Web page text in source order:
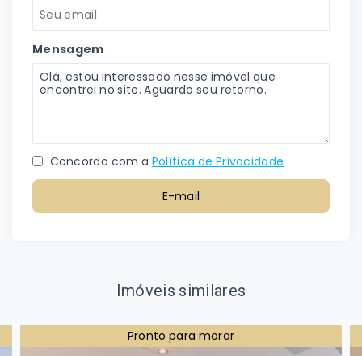
Mensagem
Concordo com a Política de Privacidade
E-mail
Imóveis similares
Pronto para morar